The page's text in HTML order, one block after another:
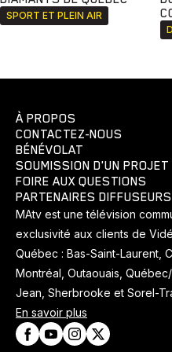
SPORT ET PLEIN AIR
À PROPOS
CONTACTEZ-NOUS
BÉNÉVOLAT
SOUMISSION D'UN PROJET
FOIRE AUX QUESTIONS
PARTENAIRES DIFFUSEURS
MAtv est une télévision
exclusivité aux clients de
Québec : Bas-Saint-Laurent,
Montréal, Outaouais,
Jean, Sherbrooke et Sorel-
En savoir plus